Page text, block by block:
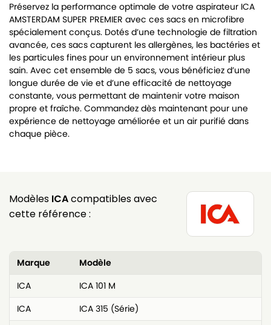
Préservez la performance optimale de votre aspirateur ICA
AMSTERDAM SUPER PREMIER avec ces sacs en microfibre
spécialement conçus. Dotés d’une technologie de filtration
avancée, ces sacs capturent les allergènes, les bactéries et
les particules fines pour un environnement intérieur plus
sain. Avec cet ensemble de 5 sacs, vous bénéficiez d’une
longue durée de vie et d’une efficacité de nettoyage
constante, vous permettant de maintenir votre maison
propre et fraîche. Commandez dès maintenant pour une
expérience de nettoyage améliorée et un air purifié dans
chaque pièce.
Modèles ICAcompatibles avec
cette référence :
Marque
Modèle
ICA
ICA 101 M
ICA
ICA 315 (Série)